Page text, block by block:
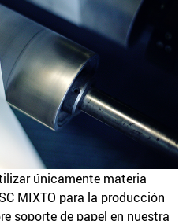
únicamente materia
MIXTO para la producción
soporte de papel en nuestra